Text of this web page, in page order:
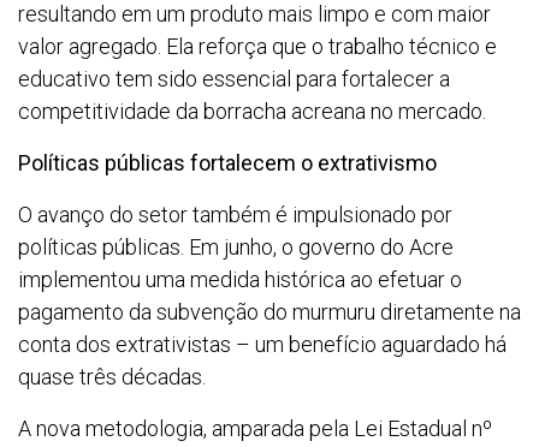
resultando em um produto mais limpo e com maior
valor agregado. Ela reforça que o trabalho técnico e
educativo tem sido essencial para fortalecer a
competitividade da borracha acreana no mercado.
Políticas públicas fortalecem o extrativismo
O avanço do setor também é impulsionado por
políticas públicas. Em junho, o governo do Acre
implementou uma medida histórica ao efetuar o
pagamento da subvenção do murmuru diretamente na
conta dos extrativistas – um benefício aguardado há
quase três décadas.
A nova metodologia, amparada pela Lei Estadual nº